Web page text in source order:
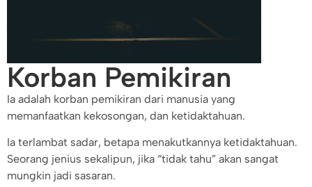
Korban Pemikiran
Ia adalah korban pemikiran dari manusia yang
memanfaatkan kekosongan, dan ketidaktahuan.
Ia terlambat sadar, betapa menakutkannya ketidaktahuan.
Seorang jenius sekalipun, jika “tidak tahu” akan sangat
mungkin jadi sasaran.